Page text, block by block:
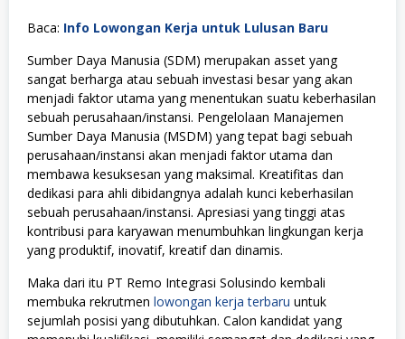
Baca: Info Lowongan Kerja untuk Lulusan Baru
Sumber Daya Manusia (SDM) merupakan asset yang
sangat berharga atau sebuah investasi besar yang akan
menjadi faktor utama yang menentukan suatu keberhasilan
sebuah perusahaan/instansi. Pengelolaan Manajemen
Sumber Daya Manusia (MSDM) yang tepat bagi sebuah
perusahaan/instansi akan menjadi faktor utama dan
membawa kesuksesan yang maksimal. Kreatifitas dan
dedikasi para ahli dibidangnya adalah kunci keberhasilan
sebuah perusahaan/instansi. Apresiasi yang tinggi atas
kontribusi para karyawan menumbuhkan lingkungan kerja
yang produktif, inovatif, kreatif dan dinamis.
Maka dari itu PT Remo Integrasi Solusindo kembali
membuka rekrutmen lowongan kerja terbaru untuk
sejumlah posisi yang dibutuhkan. Calon kandidat yang